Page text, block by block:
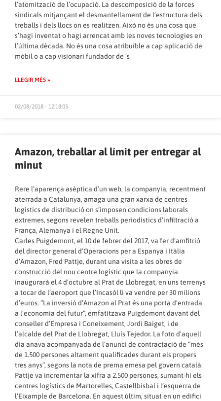
l’atomització de l’ocupació. La descomposició de la forces
sindicals mitjançant el desmantellament de l’estructura dels
treballs i dels llocs on es realitzen. Això no és una cosa que
s’hagi inventat o hagi arrencat amb les noves tecnologies en
l’última dècada. No és una cosa atribuïble a cap aplicació de
mòbil o a cap visionari fundador de ‘s
LLEGIR MÉS »
02/08/2018 - 12:18:05
Amazon, treballar al límit per entregar al
minut
Rere l’aparença asèptica d’un web, la companyia, recentment
aterrada a Catalunya, amaga una gran xarxa de centres
logístics de distribució on s’imposen condicions laborals
extremes, segons revelen treballs periodístics d’infiltració a
França, Alemanya i el Regne Unit.
Carles Puigdemont, el 10 de febrer del 2017, va fer d’amfitrió
del director general d’Operacions per a Espanya i Itàlia
d’Amazon, Fred Pattje, durant una visita a les obres de
construcció del nou centre logístic que la companyia
inaugurarà el 4 d’octubre al Prat de Llobregat, en uns terrenys
a tocar de l’aeroport que l’Incasòl li va vendre per 30 milions
d’euros. “La inversió d’Amazon al Prat és una porta d’entrada
a l’economia del futur”, emfatitzava Puigdemont davant del
conseller d’Empresa i Coneixement, Jordi Baiget, i de
l’alcalde del Prat de Llobregat, Lluís Tejedor. La foto d’aquell
dia anava acompanyada de l’anunci de contractació de “més
de 1.500 persones altament qualificades durant els propers
tres anys”, segons la nota de prema emesa pel govern català.
Pattje va incrementar la xifra a 2.500 persones, sumant-hi els
centres logístics de Martorelles, Castellbisbal i l’esquerra de
l’Eixample de Barcelona. En aquest últim, situat en un edifici